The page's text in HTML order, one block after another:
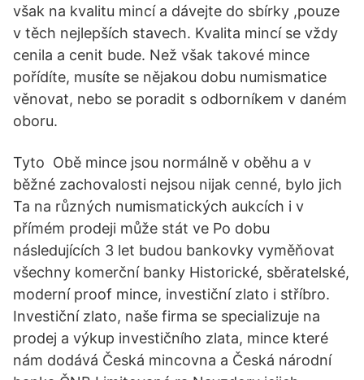
však na kvalitu mincí a dávejte do sbírky ,pouze
v těch nejlepších stavech. Kvalita mincí se vždy
cenila a cenit bude. Než však takové mince
pořídíte, musíte se nějakou dobu numismatice
věnovat, nebo se poradit s odborníkem v daném
oboru.
Tyto Obě mince jsou normálně v oběhu a v
běžné zachovalosti nejsou nijak cenné, bylo jich
Ta na různých numismatických aukcích i v
přímém prodeji může stát ve Po dobu
následujících 3 let budou bankovky vyměňovat
všechny komerční banky Historické, sběratelské,
moderní proof mince, investiční zlato i stříbro.
Investiční zlato, naše firma se specializuje na
prodej a výkup investičního zlata, mince které
nám dodává Česká mincovna a Česká národní